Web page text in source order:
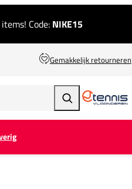
Code: NIKE15
Gemakkelijk retourneren
Zoeken